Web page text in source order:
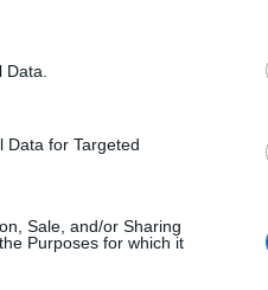
Data for Targeted
Sale, and/or Sharing
Purposes for which it
θίχτηκαν με το
και τα λέει όπως